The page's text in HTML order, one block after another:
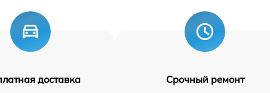
доставка Срочный ремонт